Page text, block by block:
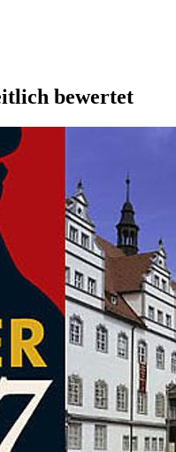
bewertet